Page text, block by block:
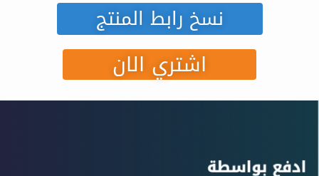
نسخ رابط المنتج
اشتري الان